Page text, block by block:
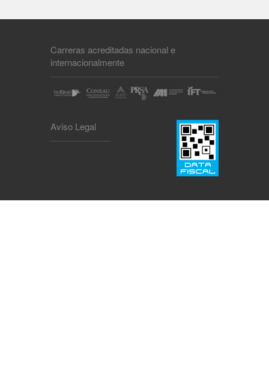
Carreras acreditadas nacional e
internacionalmente
Aviso Legal